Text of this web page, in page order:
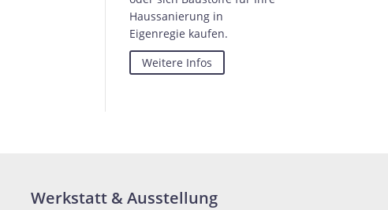
Haussanierung in
Eigenregie kaufen.
Weitere Infos
Werkstatt & Ausstellung